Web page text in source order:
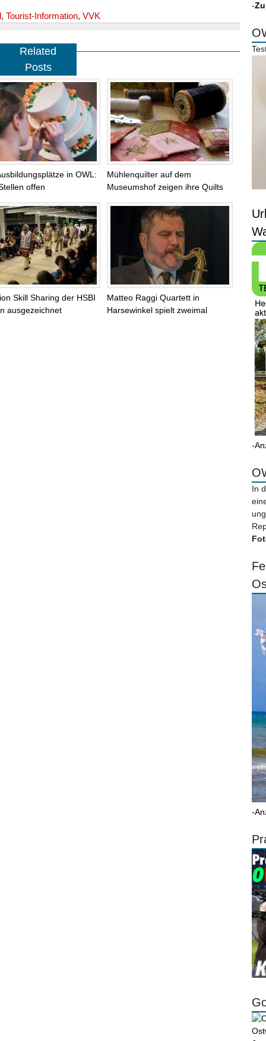
, Tourist-Information, VVK
Related
Posts
in OWL:
offen
Mühlenquilter auf dem
Museumshof zeigen ihre Quilts
Skill Sharing der HSBI
ausgezeichnet
Matteo Raggi Quartett in
Harsewinkel spielt zweimal
-
-
In
-